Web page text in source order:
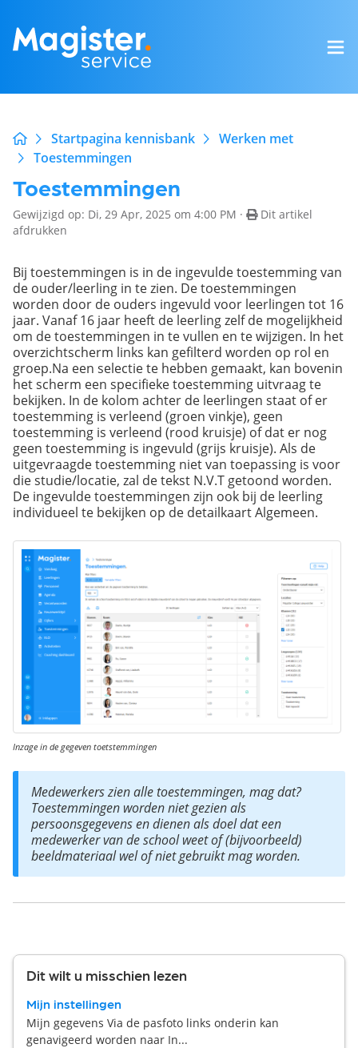
Startpagina kennisbank
Werken met
Toestemmingen
Toestemmingen
Gewijzigd op: Di, 29 Apr, 2025 om 4:00 PM ·
Dit artikel
afdrukken
Bij toestemmingen is in de ingevulde toestemming van
de ouder/leerling in te zien. De toestemmingen
worden door de ouders ingevuld voor leerlingen tot 16
jaar. Vanaf 16 jaar heeft de leerling zelf de mogelijkheid
om de toestemmingen in te vullen en te wijzigen. In het
overzichtscherm links kan gefilterd worden op rol en
groep.Na een selectie te hebben gemaakt, kan bovenin
het scherm een specifieke toestemming uitvraag te
bekijken. In de kolom achter de leerlingen staat of er
toestemming is verleend (groen vinkje), geen
toestemming is verleend (rood kruisje) of dat er nog
geen toestemming is ingevuld (grijs kruisje). Als de
uitgevraagde toestemming niet van toepassing is voor
die studie/locatie, zal de tekst N.V.T getoond worden.
De ingevulde toestemmingen zijn ook bij de leerling
individueel te bekijken op de detailkaart Algemeen.
Inzage in de gegeven toetstemmingen
Medewerkers zien alle toestemmingen, mag dat?
Toestemmingen worden niet gezien als
persoonsgegevens en dienen als doel dat een
medewerker van de school weet of (bijvoorbeeld)
Dit wilt u misschien lezen
Mijn instellingen
Mijn gegevens Via de pasfoto links onderin kan
genavigeerd worden naar In...